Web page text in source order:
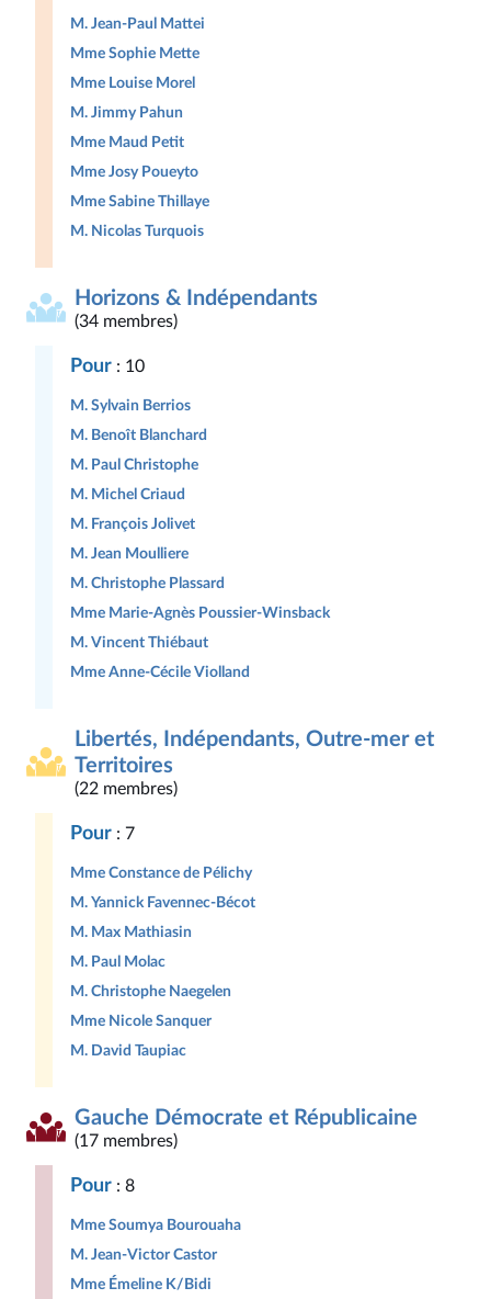
M. Jean-Paul Mattei
Mme Sophie Mette
Mme Louise Morel
M. Jimmy Pahun
Mme Maud Petit
Mme Josy Poueyto
Mme Sabine Thillaye
M. Nicolas Turquois
Horizons & Indépendants
(34 membres)
Pour : 10
M. Sylvain Berrios
M. Benoît Blanchard
M. Paul Christophe
M. Michel Criaud
M. François Jolivet
M. Jean Moulliere
M. Christophe Plassard
Mme Marie-Agnès Poussier-Winsback
M. Vincent Thiébaut
Mme Anne-Cécile Violland
Libertés, Indépendants, Outre-mer et
Territoires
(22 membres)
Pour : 7
Mme Constance de Pélichy
M. Yannick Favennec-Bécot
M. Max Mathiasin
M. Paul Molac
M. Christophe Naegelen
Mme Nicole Sanquer
M. David Taupiac
Gauche Démocrate et Républicaine
(17 membres)
Pour : 8
Mme Soumya Bourouaha
M. Jean-Victor Castor
Mme Émeline K/Bidi